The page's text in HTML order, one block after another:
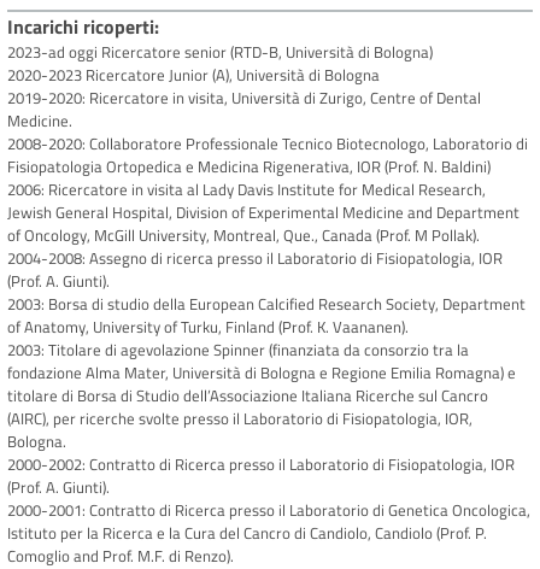
Incarichi ricoperti
2023-ad oggi Ricercatore senior (RTD-B, Università di Bologna)
2020-2023 Ricercatore Junior (A), Università di Bologna
2019-2020: Ricercatore in visita, Università di Zurigo, Centre of Dental
Medicine.
2008-2020: Collaboratore Professionale Tecnico Biotecnologo, Laboratorio di
Fisiopatologia Ortopedica e Medicina Rigenerativa, IOR (Prof. N. Baldini)
2006: Ricercatore in visita al Lady Davis Institute for Medical Research,
Jewish General Hospital, Division of Experimental Medicine and Department
of Oncology, McGill University, Montreal, Que., Canada (Prof. M Pollak).
2004-2008: Assegno di ricerca presso il Laboratorio di Fisiopatologia, IOR
(Prof. A. Giunti).
2003: Borsa di studio della European Calcified Research Society, Department
of Anatomy, University of Turku, Finland (Prof. K. Vaananen).
2003: Titolare di agevolazione Spinner (finanziata da consorzio tra la
fondazione Alma Mater, Università di Bologna e Regione Emilia Romagna) e
titolare di Borsa di Studio dell’Associazione Italiana Ricerche sul Cancro
(AIRC), per ricerche svolte presso il Laboratorio di Fisiopatologia, IOR,
Bologna.
2000-2002: Contratto di Ricerca presso il Laboratorio di Fisiopatologia, IOR
(Prof. A. Giunti).
2000-2001: Contratto di Ricerca presso il Laboratorio di Genetica Oncologica,
Istituto per la Ricerca e la Cura del Cancro di Candiolo, Candiolo (Prof. P.
Comoglio and Prof. M.F. di Renzo).